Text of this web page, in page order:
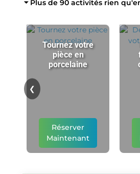
⏷ Plus de 90 activités rien
Tournez votre
pièce en
porcelaine
Réserver
Maintenant
❮